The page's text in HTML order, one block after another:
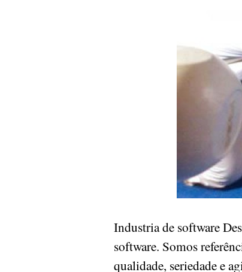
Industria de software
software. Somos
qualidade, seriedade e